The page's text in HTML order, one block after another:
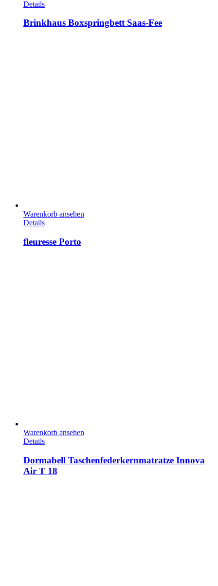
Details
Brinkhaus Boxspringbett Saas-Fee
Warenkorb ansehen
Details
fleuresse Porto
Warenkorb ansehen
Details
Dormabell Taschenfederkernmatratze Innova
Air T 18